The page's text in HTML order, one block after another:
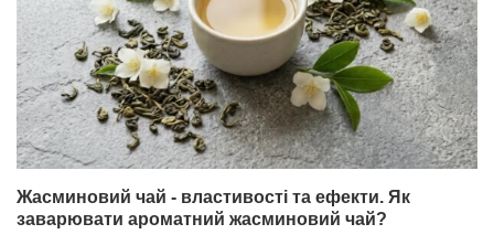
Жасминовий чай - властивості та ефекти. Як
заварювати ароматний жасминовий чай?